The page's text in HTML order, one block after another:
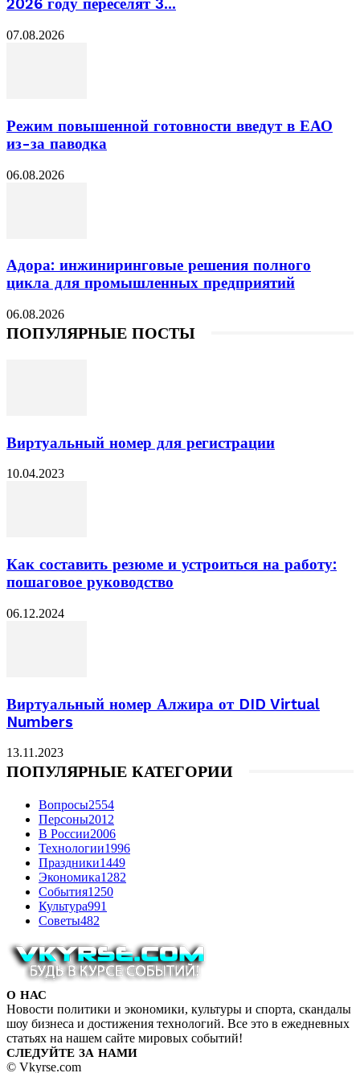
2026 году переселят 3...
07.08.2026
Режим повышенной готовности введут в ЕАО
из-за паводка
06.08.2026
Адора: инжиниринговые решения полного
цикла для промышленных предприятий
06.08.2026
ПОПУЛЯРНЫЕ ПОСТЫ
Виртуальный номер для регистрации
10.04.2023
Как составить резюме и устроиться на работу:
пошаговое руководство
06.12.2024
Виртуальный номер Алжира от DID Virtual
Numbers
13.11.2023
ПОПУЛЯРНЫЕ КАТЕГОРИИ
Вопросы2554
Персоны2012
В России2006
Технологии1996
Праздники1449
Экономика1282
События1250
Культура991
Советы482
О НАС
Новости политики и экономики, культуры и спорта, скандалы
шоу бизнеса и достижения технологий. Все это в ежедневных
статьях на нашем сайте мировых событий!
СЛЕДУЙТЕ ЗА НАМИ
© Vkyrse.com